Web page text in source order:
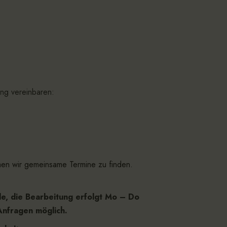
vereinbaren:
wir gemeinsame Termine zu finden.
die Bearbeitung erfolgt Mo – Do
möglich.